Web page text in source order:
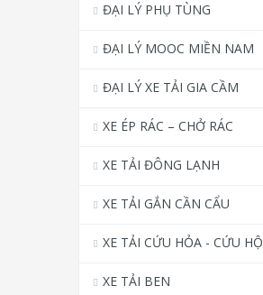
ĐẠI LÝ PHỤ TÙNG
ĐẠI LÝ MOOC MIỀN NAM
ĐẠI LÝ XE TẢI GIA CẦM
XE ÉP RÁC – CHỞ RÁC
XE TẢI ĐÔNG LẠNH
XE TẢI GẮN CẦN CẨU
XE TẢI CỨU HỎA - CỨU HỘ
XE TẢI BEN